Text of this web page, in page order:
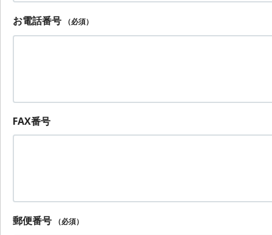
お電話番号 （必須）
FAX番号
郵便番号 （必須）